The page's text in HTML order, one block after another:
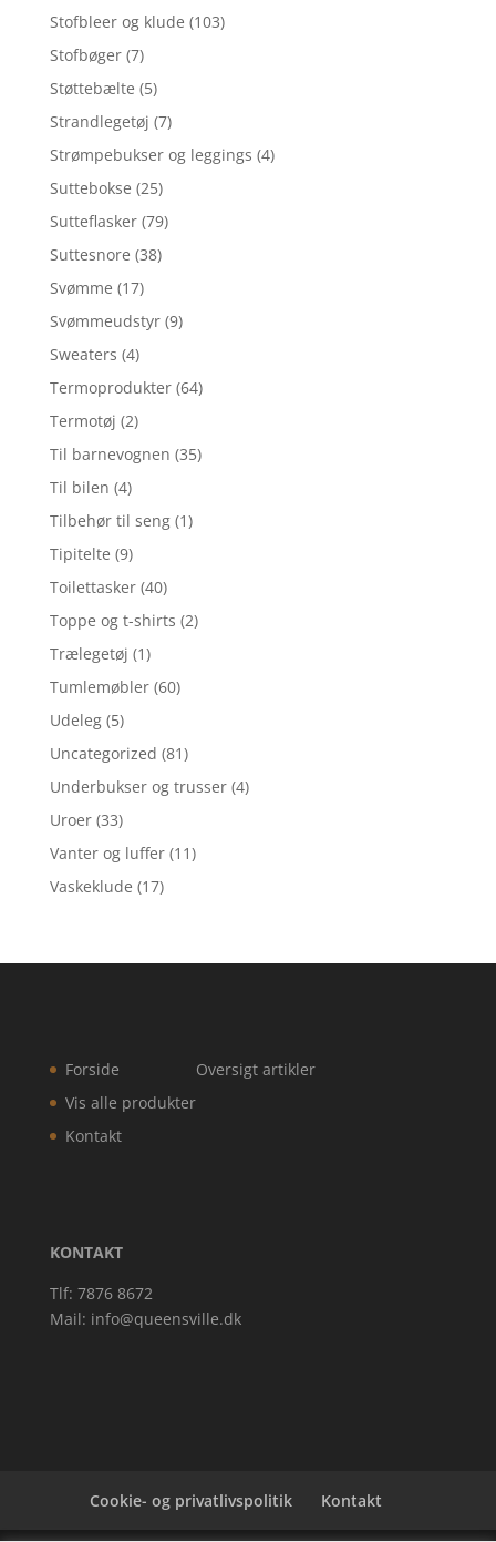
Stofbleer og klude (103)
Stofbøger (7)
Støttebælte (5)
Strandlegetøj (7)
Strømpebukser og leggings (4)
Suttebokse (25)
Sutteflasker (79)
Suttesnore (38)
Svømme (17)
Svømmeudstyr (9)
Sweaters (4)
Termoprodukter (64)
Termotøj (2)
Til barnevognen (35)
Til bilen (4)
Tilbehør til seng (1)
Tipitelte (9)
Toilettasker (40)
Toppe og t-shirts (2)
Trælegetøj (1)
Tumlemøbler (60)
Udeleg (5)
Uncategorized (81)
Underbukser og trusser (4)
Uroer (33)
Vanter og luffer (11)
Vaskeklude (17)
Forside
Vis alle produkter
Kontakt
Oversigt artikler
KONTAKT
Tlf: 7876 8672
Mail: info@queensville.dk
Cookie- og privatlivspolitik Kontakt